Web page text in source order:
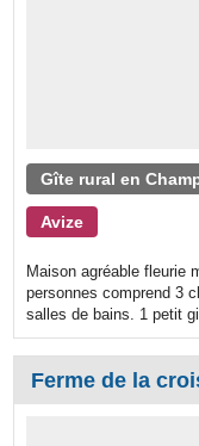
Gîte rural en
Avize
Maison agréable fleurie
personnes comprend 3
salles de bains. 1 petit
Ferme de la